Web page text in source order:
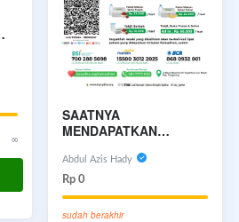
∞
SAATNYA
MENDAPATKAN
GANDA
Abdul Azis Hady
Rp 0
sudah berakhir